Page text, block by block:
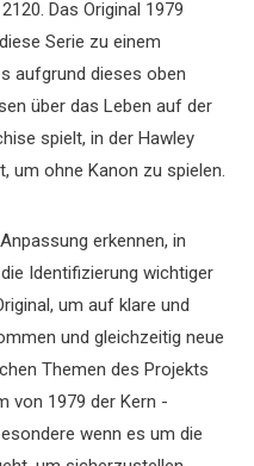
Das Original 1979
Serie zu einem
aufgrund dieses oben
über das Leben auf der
spielt, in der Hawley
um ohne Kanon zu spielen.
erkennen, in
Identifizierung wichtiger
um auf klare und
und gleichzeitig neue
Themen des Projekts
von 1979 der Kern -
wenn es um die